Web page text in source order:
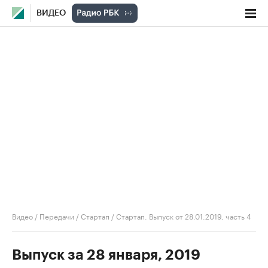
ВИДЕО
Видео / Передачи /Стартап /Стартап. Выпуск от 28.01.2019, часть 4
Выпуск за 28 января, 2019